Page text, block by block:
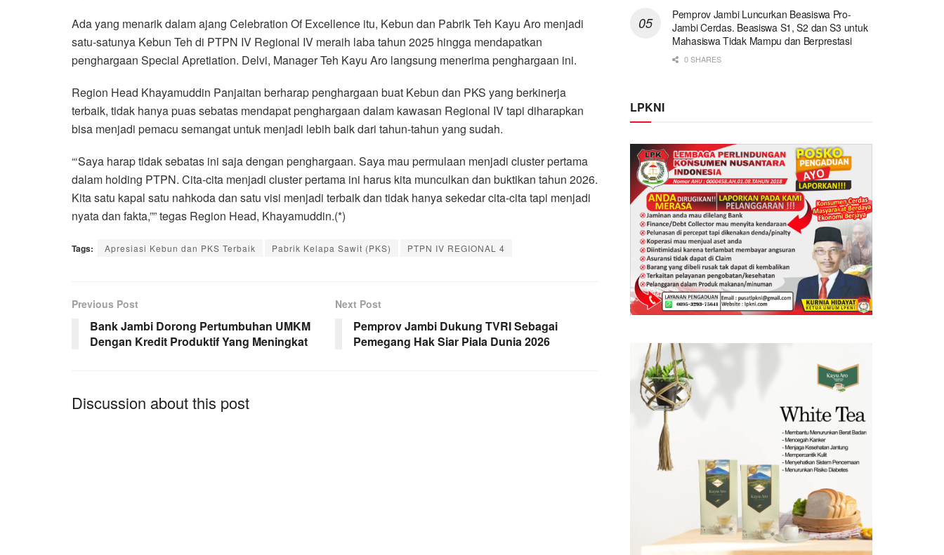
Ada yang menarik dalam ajang Celebration Of Excellence itu, Kebun dan Pabrik Teh Kayu Aro menjadi
satu-satunya Kebun Teh di PTPN IV Regional IV meraih laba tahun 2025 hingga mendapatkan
penghargaan Special Apretiation. Delvi, Manager Teh Kayu Aro langsung menerima penghargaan ini.
Region Head Khayamuddin Panjaitan berharap penghargaan buat Kebun dan PKS yang berkinerja
terbaik, tidak hanya puas sebatas mendapat penghargaan dalam kawasan Regional IV tapi diharapkan
bisa menjadi pemacu semangat untuk menjadi lebih baik dari tahun-tahun yang sudah.
“‘Saya harap tidak sebatas ini saja dengan penghargaan. Saya mau permulaan menjadi cluster pertama
dalam holding PTPN. Cita-cita menjadi cluster pertama ini harus kita munculkan dan buktikan tahun 2026.
Kita satu kapal satu nahkoda dan satu visi menjadi terbaik dan tidak hanya sekedar cita-cita tapi menjadi
nyata dan fakta,”” tegas Region Head, Khayamuddin.(*)
Tags: Apresiasi Kebun dan PKS Terbaik Pabrik Kelapa Sawit (PKS) PTPN IV REGIONAL 4
Previous Post
Bank Jambi Dorong Pertumbuhan UMKM
Dengan Kredit Produktif Yang Meningkat
Next Post
Pemprov Jambi Dukung TVRI Sebagai
Pemegang Hak Siar Piala Dunia 2026
Discussion about this post
Pemprov Jambi Luncurkan Beasiswa Pro-
Jambi Cerdas. Beasiswa S1, S2 dan S3 untuk
Mahasiswa Tidak Mampu dan Berprestasi
0 SHARES
LPKNI